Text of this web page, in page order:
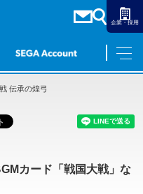
企業・採用
スマホゲーム
ーくじ
セガ ラッキーくじ
伝承の煌弓
カード「戦国大戦」な